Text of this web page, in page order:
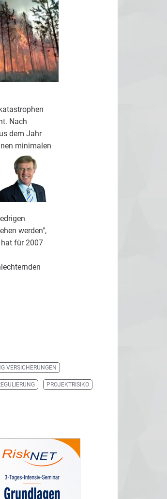
Nach
dem Jahr
minimalen
werden",
für 2007
VERSICHERUNGEN
PROJEKTRISIKO